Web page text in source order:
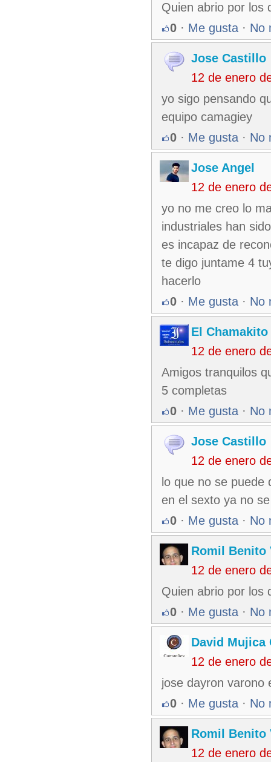
Quien abrio por los
0 · Me gusta · No
Jose Castillo
12 de enero
yo sigo pensando
equipo camagiey
0 · Me gusta · No
Jose Angel
12 de enero
yo no me creo lo
industriales han
es incapaz de
te digo juntame 4
hacerlo
0 · Me gusta · No
El Chamakito
12 de enero
Amigos tranquilos
5 completas
0 · Me gusta · No
Jose Castillo
12 de enero
lo que no se
en el sexto ya no
0 · Me gusta · No
Romil Benito
12 de enero
Quien abrio por los
0 · Me gusta · No
David Mujica
12 de enero
jose dayron varono
0 · Me gusta · No
Romil Benito
12 de enero